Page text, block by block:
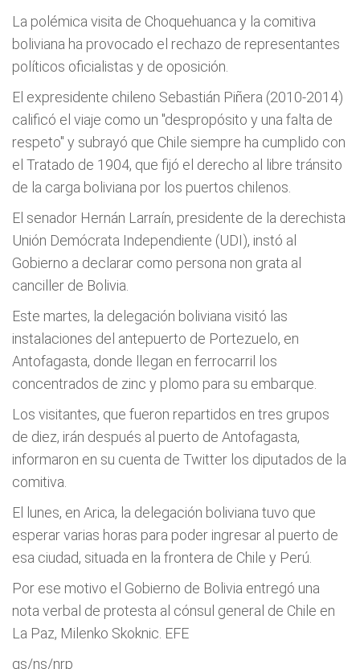
La polémica visita de Choquehuanca y la comitiva
boliviana ha provocado el rechazo de representantes
políticos oficialistas y de oposición.
El expresidente chileno Sebastián Piñera (2010-2014)
calificó el viaje como un "despropósito y una falta de
respeto" y subrayó que Chile siempre ha cumplido con
el Tratado de 1904, que fijó el derecho al libre tránsito
de la carga boliviana por los puertos chilenos.
El senador Hernán Larraín, presidente de la derechista
Unión Demócrata Independiente (UDI), instó al
Gobierno a declarar como persona non grata al
canciller de Bolivia.
Este martes, la delegación boliviana visitó las
instalaciones del antepuerto de Portezuelo, en
Antofagasta, donde llegan en ferrocarril los
concentrados de zinc y plomo para su embarque.
Los visitantes, que fueron repartidos en tres grupos
de diez, irán después al puerto de Antofagasta,
informaron en su cuenta de Twitter los diputados de la
comitiva.
El lunes, en Arica, la delegación boliviana tuvo que
esperar varias horas para poder ingresar al puerto de
esa ciudad, situada en la frontera de Chile y Perú.
Por ese motivo el Gobierno de Bolivia entregó una
nota verbal de protesta al cónsul general de Chile en
La Paz, Milenko Skoknic. EFE
gs/ns/nrp